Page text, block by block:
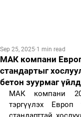
МАК компани
стандартыг
бетон зуурмаг
Sep 25, 2025 1 min read
МАК компани
тэргүүлэх Европ